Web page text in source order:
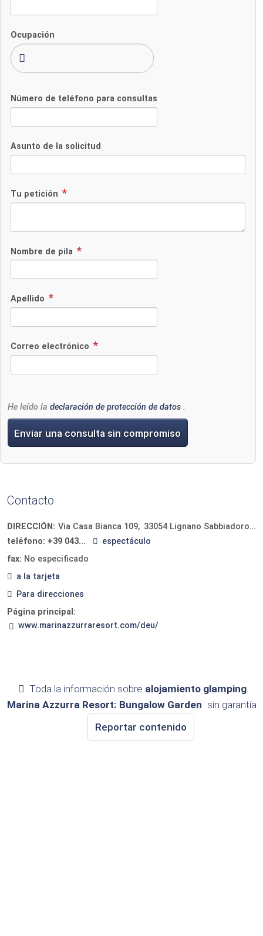
Ocupación
Número de teléfono para consultas
Asunto de la solicitud
Tu petición
Nombre de pila
Apellido
Correo electrónico
He leído la declaración de protección de datos .
Enviar una consulta sin compromiso
Contacto
DIRECCIÓN: Via Casa Bianca 109 33054 Lignano Sabbiadoro (Ud)
teléfono: +39 043...
espectáculo
fax: No especificado
a la tarjeta
Para direcciones
Página principal:
www.marinazzurraresort.com/deu/
Toda la información sobre alojamiento glamping
Marina Azzurra Resort: Bungalow Garden sin garantía
Reportar contenido